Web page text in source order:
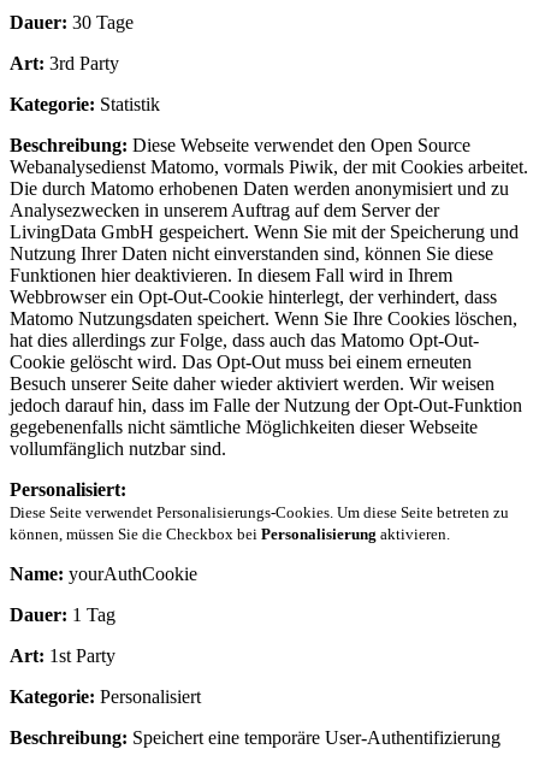
Dauer: 30 Tage
Art: 3rd Party
Kategorie: Statistik
Beschreibung: Diese Webseite verwendet den Open Source
Webanalysedienst Matomo, vormals Piwik, der mit Cookies arbeitet.
Die durch Matomo erhobenen Daten werden anonymisiert und zu
Analysezwecken in unserem Auftrag auf dem Server der
LivingData GmbH gespeichert. Wenn Sie mit der Speicherung und
Nutzung Ihrer Daten nicht einverstanden sind, können Sie diese
Funktionen hier deaktivieren. In diesem Fall wird in Ihrem
Webbrowser ein Opt-Out-Cookie hinterlegt, der verhindert, dass
Matomo Nutzungsdaten speichert. Wenn Sie Ihre Cookies löschen,
hat dies allerdings zur Folge, dass auch das Matomo Opt-Out-
Cookie gelöscht wird. Das Opt-Out muss bei einem erneuten
Besuch unserer Seite daher wieder aktiviert werden. Wir weisen
jedoch darauf hin, dass im Falle der Nutzung der Opt-Out-Funktion
gegebenenfalls nicht sämtliche Möglichkeiten dieser Webseite
vollumfänglich nutzbar sind.
Personalisiert:
Diese Seite verwendet Personalisierungs-Cookies. Um diese Seite betreten zu
können, müssen Sie die Checkbox bei Personalisierung aktivieren.
Name: yourAuthCookie
Dauer: 1 Tag
Art: 1st Party
Kategorie: Personalisiert
Beschreibung: Speichert eine temporäre User-Authentifizierung